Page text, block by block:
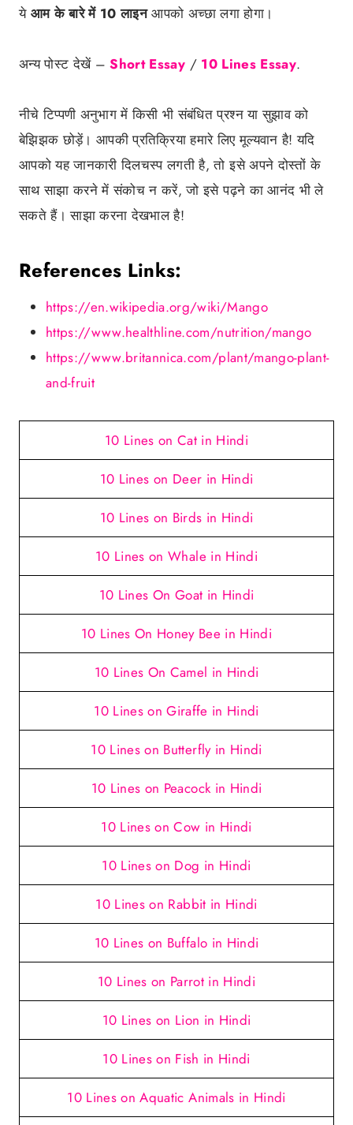
ये आमके बारे में 10 लाइन आपको अच्छा लगा होगा।
अन्य पोस्ट देखें –Short Essay / 10 Lines Essay.
नीचे टिप्पणी अनुभाग में किसी भी संबंधित प्रश्न या सुझाव को
बेझिझक छोड़ें। आपकी प्रतिक्रिया हमारे लिए मूल्यवान है! यदि
आपको यह जानकारी दिलचस्प लगती है, तो इसे अपने दोस्तों के
साथ साझा करने में संकोच न करें, जो इसे पढ़ने का आनंद भी ले
सकते हैं। साझा करना देखभाल है!
References Links:
https://en.wikipedia.org/wiki/Mango
https://www.healthline.com/nutrition/mango
https://www.britannica.com/plant/mango-plant-
and-fruit
10 Lines on Cat in Hindi
10 Lines on Deer in Hindi
10 Lines on Birds in Hindi
10 Lines on Whale in Hindi
10 Lines On Goat in Hindi
10 Lines On Honey Bee in Hindi
10 Lines On Camel in Hindi
10 Lines on Giraffe in Hindi
10 Lines on Butterfly in Hindi
10 Lines on Peacock in Hindi
10 Lines on Cow in Hindi
10 Lines on Dog in Hindi
10 Lines on Rabbit in Hindi
10 Lines on Buffalo in Hindi
10 Lines on Parrot in Hindi
10 Lines on Lion in Hindi
10 Lines on Fish in Hindi
10 Lines on Aquatic Animals in Hindi